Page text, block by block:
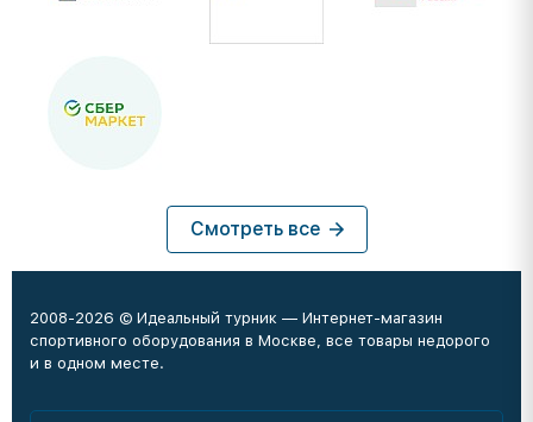
Смотреть все
2008-2026 © Идеальный турник — Интернет-магазин
спортивного оборудования в Москве, все товары недорого
и в одном месте.